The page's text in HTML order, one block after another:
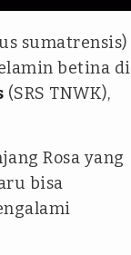
sumatrensis)
betina di
(SRS TNWK),
Rosa yang
bisa